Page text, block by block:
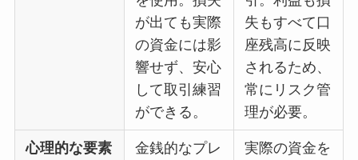
が出ても実際
の資金には影
響せず、安心
して取引練習
ができる。
失もすべて口
座残高に反映
されるため、
常にリスク管
理が必要。
心理的な要素
金銭的なプレ
実際の資金を